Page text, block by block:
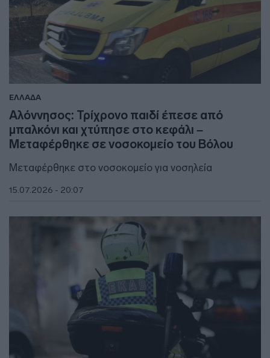
ΕΛΛΑΔΑ
Αλόννησος: Τρίχρονο παιδί έπεσε από
μπαλκόνι και χτύπησε στο κεφάλι –
Μεταφέρθηκε σε νοσοκομείο του Βόλου
Μεταφέρθηκε στο νοσοκομείο για νοσηλεία
15.07.2026 - 20:07